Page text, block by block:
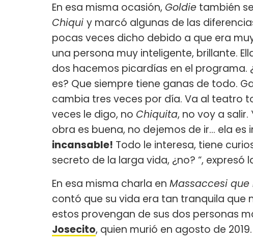
En esa misma ocasión, Goldie también
Chiqui y marcó algunas de las
pocas veces dicho debido a que era
una persona muy inteligente, brillante.
dos hacemos picardías en el programa.
es? Que siempre tiene ganas de todo.
cambia tres veces por día. Va al teatro
veces le digo, no Chiquita, no voy a salir.
obra es buena, no dejemos de ir... ela es
incansable! Todo le interesa, tiene
secreto de la larga vida, ¿no? “, expresó
En esa misma charla en Massaccesi que
contó que su vida era tan tranquila que
estos provengan de sus dos personas
Josecito, quien murió en agosto de 2019.